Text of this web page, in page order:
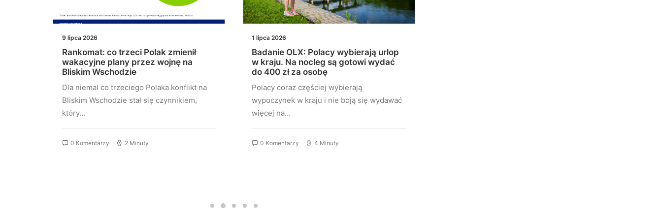
9 lipca 2026
Rankomat: co trzeci Polak zmienił
wakacyjne plany przez wojnę na
Bliskim Wschodzie
Dla niemal co trzeciego Polaka konflikt na
Bliskim Wschodzie stał się czynnikiem,
który…
0 Komentarzy 2 Minuty
1 lipca 2026
Badanie OLX: Polacy wybierają urlop
w kraju. Na nocleg są gotowi wydać
do 400 zł za osobę
Polacy coraz częściej wybierają
wypoczynek w kraju i nie boją się wydawać
więcej na…
0 Komentarzy 4 Minuty